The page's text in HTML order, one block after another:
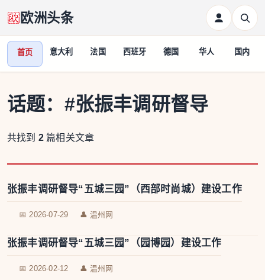
欧洲头条
首页 意大利 法国 西班牙 德国 华人 国内
话题： #张振丰调研督导
共找到 2 篇相关文章
张振丰调研督导“五城三园”（西部时尚城）建设工作
📅 2026-07-29 👤 温州网
张振丰调研督导“五城三园”（园博园）建设工作
📅 2026-02-12 👤 温州网